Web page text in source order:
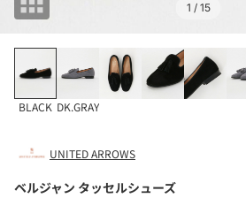
1 / 15
BLACK DK.GRAY
UNITED ARROWS
ベルジャン タッセルシューズ